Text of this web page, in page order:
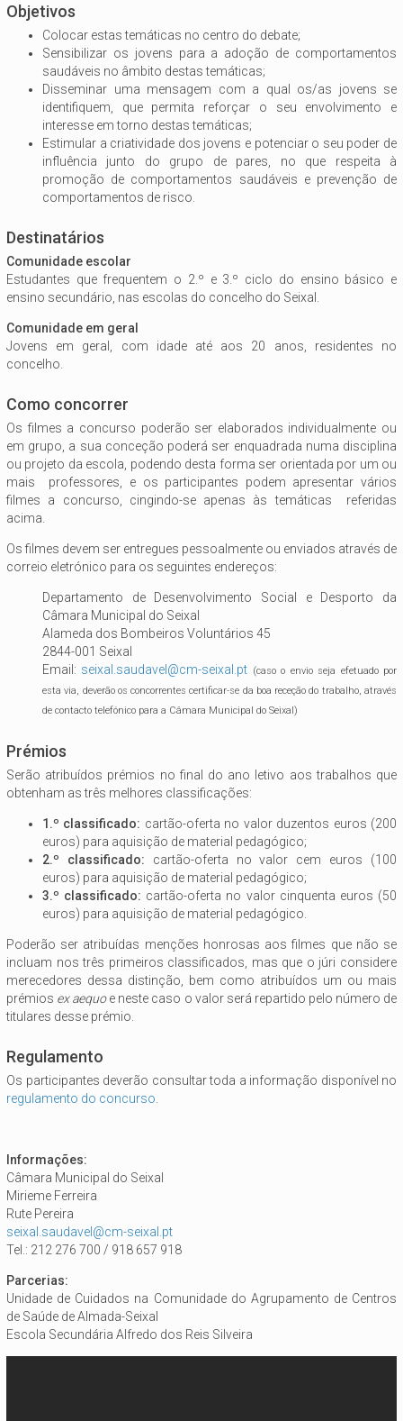
Objetivos
Colocar estas temáticas no centro do debate;
Sensibilizar os jovens para a adoção de comportamentos
saudáveis no âmbito destas temáticas;
Disseminar uma mensagem com a qual os/as jovens se
identifiquem, que permita reforçar o seu envolvimento e
interesse em torno destas temáticas;
Estimular a criatividade dos jovens e potenciar o seu poder de
influência junto do grupo de pares, no que respeita à
promoção de comportamentos saudáveis e prevenção de
comportamentos de risco.
Destinatários
Comunidade escolar
Estudantes que frequentem o 2.º e 3.º ciclo do ensino básico e
ensino secundário, nas escolas do concelho do Seixal.
Comunidade em geral
Jovens em geral, com idade até aos 20 anos, residentes no
concelho.
Como concorrer
Os filmes a concurso poderão ser elaborados individualmente ou
em grupo, a sua conceção poderá ser enquadrada numa disciplina
ou projeto da escola, podendo desta forma ser orientada por um ou
mais professores, e os participantes podem apresentar vários
filmes a concurso, cingindo-se apenas às temáticas referidas
acima.
Os filmes devem ser entregues pessoalmente ou enviados através de
correio eletrónico para os seguintes endereços:
Departamento de Desenvolvimento Social e Desporto da
Câmara Municipal do Seixal
Alameda dos Bombeiros Voluntários 45
2844-001 Seixal
Email: seixal.saudavel@cm-seixal.pt (caso o envio seja efetuado por
esta via, deverão os concorrentes certificar-se da boa receção do trabalho, através
de contacto telefónico para a Câmara Municipal do Seixal)
Prémios
Serão atribuídos prémios no final do ano letivo aos trabalhos que
obtenham as três melhores classificações:
1.º classificado: cartão-oferta no valor duzentos euros (200
euros) para aquisição de material pedagógico;
2.º classificado: cartão-oferta no valor cem euros (100
euros) para aquisição de material pedagógico;
3.º classificado: cartão-oferta no valor cinquenta euros (50
euros) para aquisição de material pedagógico.
Poderão ser atribuídas menções honrosas aos filmes que não se
incluam nos três primeiros classificados, mas que o júri considere
merecedores dessa distinção, bem como atribuídos um ou mais
prémios ex aequoe neste caso o valor será repartido pelo número de
titulares desse prémio.
Regulamento
Os participantes deverão consultar toda a informação disponível no
regulamento do concurso
Informações:
Câmara Municipal do Seixal
Mirieme Ferreira
Rute Pereira
seixal.saudavel@cm-seixal.pt
Tel.: 212 276 700 / 918 657 918
Parcerias:
Unidade de Cuidados na Comunidade do Agrupamento de Centros
de Saúde de Almada-Seixal
Escola Secundária Alfredo dos Reis Silveira